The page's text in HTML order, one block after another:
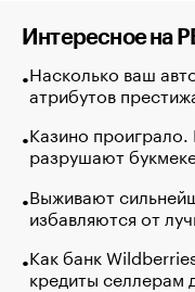
Интересное на
Насколько ваш
атрибутов
Казино
разрушают
Выживают
избавляются от
Как банк
кредиты селлерам